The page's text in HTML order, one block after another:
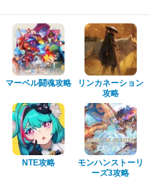
マーベル闘魂攻略
リンカネーション
攻略
NTE攻略
モンハンストーリ
ーズ3攻略